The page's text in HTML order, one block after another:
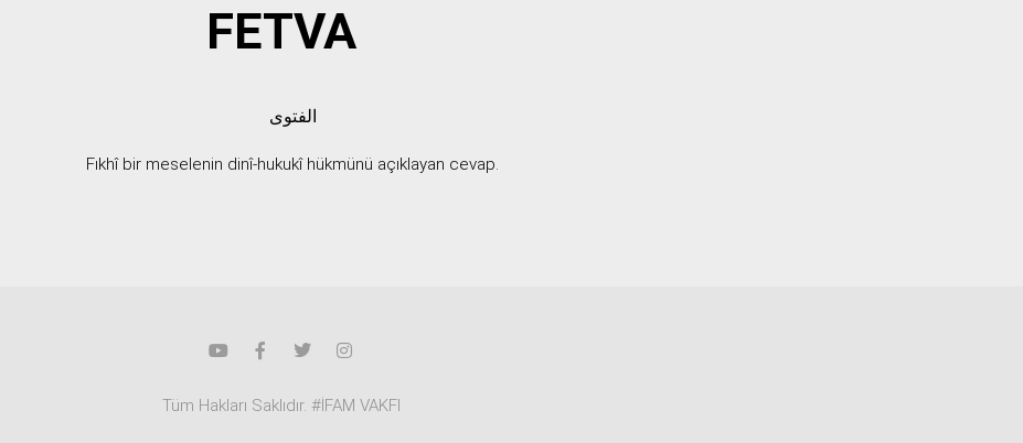
FETVA
الفتوى
Fıkhî bir meselenin dinî-hukukî hükmünü açıklayan cevap.
Tüm Hakları Saklıdır. #İFAM VAKFI